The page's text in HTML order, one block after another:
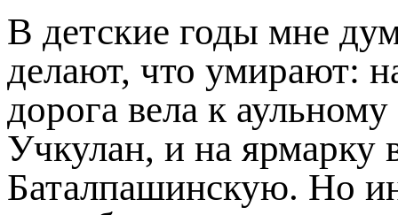
В детские годы мне
делают, что умирают:
дорога вела к
Учкулан, и на ярмарку
Баталпашинскую. Но